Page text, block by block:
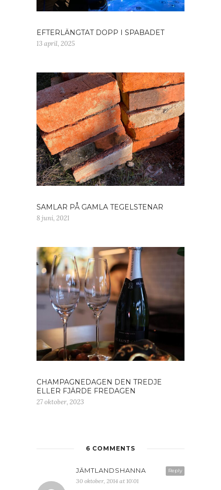
EFTERLÄNGTAT DOPP I SPABADET
13 april, 2025
SAMLAR PÅ GAMLA TEGELSTENAR
8 juni, 2021
CHAMPAGNEDAGEN DEN TREDJE
ELLER FJÄRDE FREDAGEN
27 oktober, 2023
6 COMMENTS
Reply
JÄMTLANDSHANNA
30 oktober, 2014 at 10:01